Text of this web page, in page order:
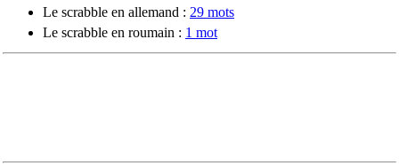
Le scrabble en allemand : 29 mots
Le scrabble en roumain : 1 mot